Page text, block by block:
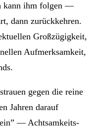
kann ihm folgen —
dann zurückkehren.
Großzügigkeit,
Aufmerksamkeit,
gegen die reine
Jahren darauf
— Achtsamkeits-